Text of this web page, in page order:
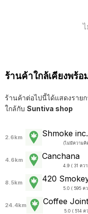
ร้านค้าใกล้เคียงพร้
ร้านค้าต่อไปนี้ได้แสดงราย
ใกล้กับ Suntiva shop
2.6km Shmoke inc.
(ไม่มีความคิ
4.6km Canchana
4.9 ( 31 คว
8.5km 420
5.0 ( 595 ค
24.4km Coffee
5.0 ( 514 ค